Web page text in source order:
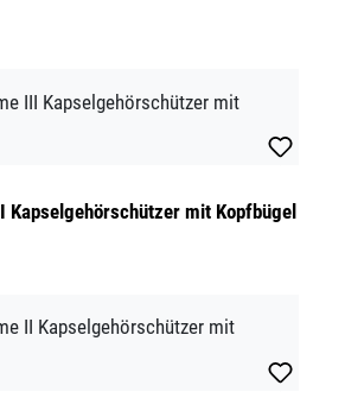
Kapselgehörschützer mit Kopfbügel